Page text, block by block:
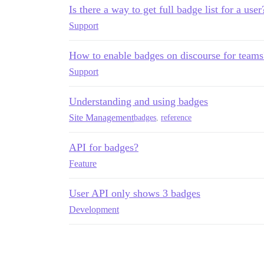
Is there a way to get full badge list for a
Support
How to enable badges on discourse for
Support
Understanding and using badges
Site Managementbadges, reference
API for badges?
Feature
User API only shows 3 badges
Development